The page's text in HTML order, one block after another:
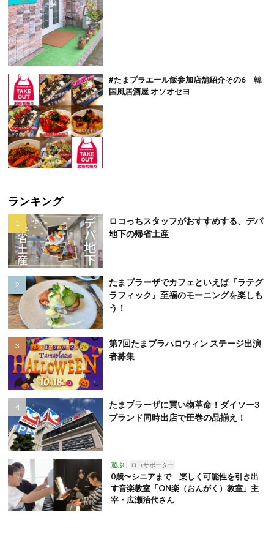
#たまプラエール飯参加店舗紹介その6 韓
国風居酒屋 オソオセヨ
ランキング
ロコっちスタッフがおすすめする、デパ
地下の帰省土産
たまプラーザでカフェといえば『ラテグ
ラフィック』至福のモーニングを楽しも
う！
第7回たまプラハロウィン ステージ出演
者募集
たまプラーザに買い物革命！ダイソー3
ブランド同時出店で圧巻の品揃え！
遊ぶ ロコサポーター
0歳〜シニアまで 楽しく可能性を引き出
す音楽教室「ON楽（おんがく）教室」主
宰・広瀬治代さん